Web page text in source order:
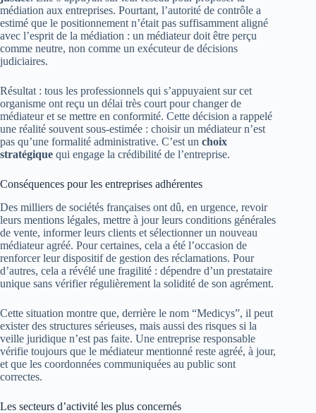
médiation aux entreprises. Pourtant, l’autorité de contrôle a
estimé que le positionnement n’était pas suffisamment aligné
avec l’esprit de la médiation : un médiateur doit être perçu
comme neutre, non comme un exécuteur de décisions
judiciaires.
Résultat : tous les professionnels qui s’appuyaient sur cet
organisme ont reçu un délai très court pour changer de
médiateur et se mettre en conformité. Cette décision a rappelé
une réalité souvent sous-estimée : choisir un médiateur n’est
pas qu’une formalité administrative. C’est un choix
stratégique qui engage la crédibilité de l’entreprise.
Conséquences pour les entreprises adhérentes
Des milliers de sociétés françaises ont dû, en urgence, revoir
leurs mentions légales, mettre à jour leurs conditions générales
de vente, informer leurs clients et sélectionner un nouveau
médiateur agréé. Pour certaines, cela a été l’occasion de
renforcer leur dispositif de gestion des réclamations. Pour
d’autres, cela a révélé une fragilité : dépendre d’un prestataire
unique sans vérifier régulièrement la solidité de son agrément.
Cette situation montre que, derrière le nom “Medicys”, il peut
exister des structures sérieuses, mais aussi des risques si la
veille juridique n’est pas faite. Une entreprise responsable
vérifie toujours que le médiateur mentionné reste agréé, à jour,
et que les coordonnées communiquées au public sont
correctes.
Les secteurs d’activité les plus concernés